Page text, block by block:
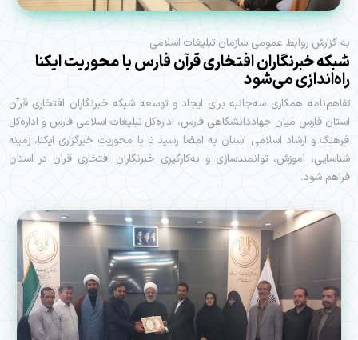
به گزارش روابط عمومی سازمان تبلیغات اسلامی
شبکه خبرنگاران افتخاری قرآن فارس با محوریت ایکنا
راه‌اندازی می‌شود
تفاهم‌نامه همکاری سه‌جانبه برای ایجاد و توسعه شبکه خبرنگاران افتخاری قرآن
استان فارس میان جهاددانشگاهی فارس، اداره‌کل تبلیغات اسلامی فارس و اداره‌کل
فرهنگ و ارشاد اسلامی استان به امضا رسید تا با محوریت خبرگزاری ایکنا، زمینه
شناسایی، آموزش، توانمندسازی و به‌کارگیری خبرنگاران افتخاری قرآن در استان
فراهم شود.